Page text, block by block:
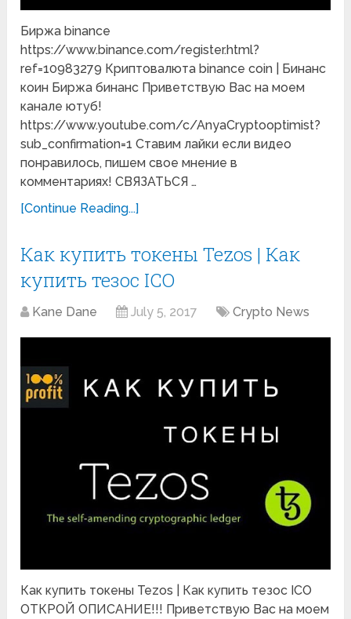
Биржа binance
https://www.binance.com/register.html?
ref=10983279 Криптовалюта binance coin | Бинанс
коин Биржа бинанс Приветствую Вас на моем
канале ютуб!
https://www.youtube.com/c/AnyaCryptooptimist?
sub_confirmation=1 Ставим лайки если видео
понравилось, пишем свое мнение в
комментариях! СВЯЗАТЬСЯ …
[Continue Reading...]
Как купить токены Tezos | Как
купить тезос ICO
Kane Dane July 5, 2017 Crypto News
Как купить токены Tezos | Как купить тезос ICO
ОТКРОЙ ОПИСАНИЕ!!! Приветствую Вас на моем